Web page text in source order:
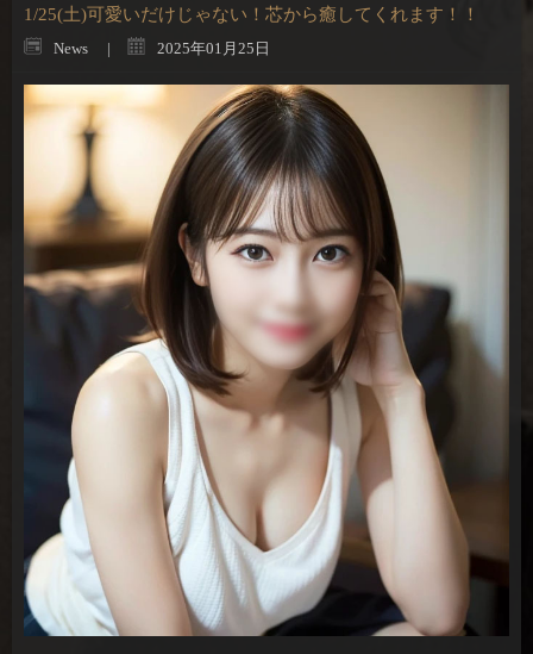
1/25(土)可愛いだけじゃない！芯から癒してくれます！！
News 2025年01月25日